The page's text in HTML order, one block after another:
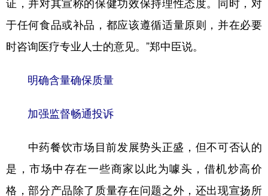
证，并对其宣称的保健功效保持理性态度。同时，对
于任何食品或补品，都应该遵循适量原则，并在必要
时咨询医疗专业人士的意见。”郑中臣说。
明确含量确保质量
加强监督畅通投诉
中药餐饮市场目前发展势头正盛，但不可否认的
是，市场中存在一些商家以此为噱头，借机炒高价
格，部分产品除了质量存在问题之外，还出现宣扬所